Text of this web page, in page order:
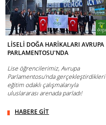
LİSELİ DOĞA HARİKALARI AVRUPA
PARLAMENTOSU'NDA
Lise öğrencilerimiz, Avrupa
Parlamentosu'nda gerçekleştirdikleri
eğitim odaklı çalışmalarıyla
uluslararası arenada parladı!
HABERE GİT